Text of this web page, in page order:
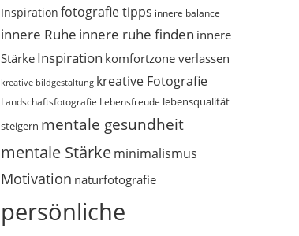
Inspiration fotografie tipps innere balance
innere Ruhe innere ruhe finden innere
Stärke Inspiration komfortzone verlassen
kreative bildgestaltung kreative Fotografie
Landschaftsfotografie Lebensfreude lebensqualität
steigern mentale gesundheit
mentale Stärkeminimalismus
Motivation naturfotografie
persönliche